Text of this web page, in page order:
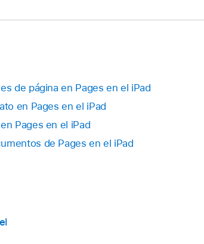
de página en Pages en el iPad
en Pages en el iPad
Pages en el iPad
de Pages en el iPad